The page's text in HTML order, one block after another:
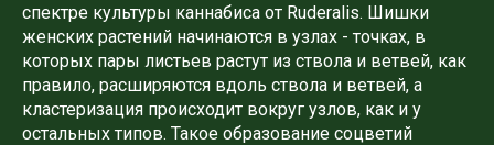
спектре культуры каннабиса от Ruderalis. Шишки
женских растений начинаются в узлах - точках, в
которых пары листьев растут из ствола и ветвей, как
правило, расширяются вдоль ствола и ветвей, а
кластеризация происходит вокруг узлов, как и у
остальных типов. Такое образование соцветий